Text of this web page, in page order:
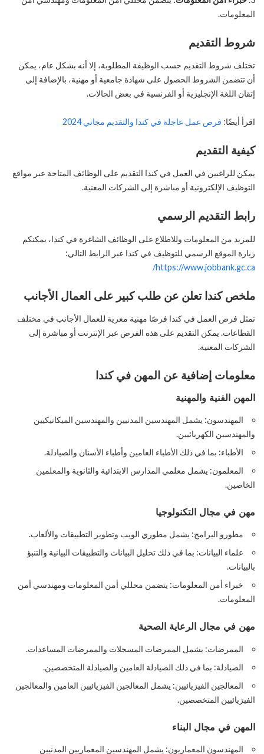
المعلومات.
شروط التقديم
تختلف شروط التقديم حسب الوظيفة المطلوبة، إلا أنه بشكل عام، يمكن
أن تتضمن الشروط الحصول على شهادة جامعية أو مهنية، بالإضافة إلى
إتقان اللغة الإنجليزية أو الفرنسية في بعض الحالات.
اقرأ أيضًا: فرص عمل عاجلة في كندا والتقديم مجاني 2024
كيفية التقديم
يمكن للراغبين في العمل في كندا التقديم على الوظائف المتاحة عبر مواقع
التوظيف الإلكترونية أو مباشرة إلى الشركات المعنية.
رابط التقديم الرسمي
للمزيد من المعلومات وللاطلاع على الوظائف الشاغرة في كندا، يمكنكم
زيارة الموقع الرسمي للتوظيف في كندا عبر الرابط التالي:
https://www.jobbank.gc.ca/
ملخص كندا تعلن عن طلب كبير على العمال الأجانب
تمثل فرص العمل في كندا فرصًا مهنية مغرية للعمال الأجانب في مختلف
القطاعات. يمكن التقديم على هذه الفرص عبر الإنترنت أو مباشرة إلى
الشركات المعنية.
معلومات إضافية عن المهن في كندا
المهن الفنية والمهنية
المهندسون: يشمل المهندسين المدنيين والمهندسين الميكانيكيين
والمهندسين الكهربائيين.
الأطباء: بما في ذلك الأطباء العامين وأطباء الأسنان والصيادلة.
المعلمون: يشمل معلمي المدارس الابتدائية والثانوية والمعلمين
الخاصين.
مهن في مجال التكنولوجيا
مطورو البرامج: يشمل مطوري الويب وتطوير التطبيقات والألعاب.
علماء البيانات: بما في ذلك تحليل البيانات والتطبيقات البيانية والتنبؤ
بالبيانات.
خبراء أمن المعلومات: يتضمن محللي أمن المعلومات ومهندسي أمن
المعلومات.
مهن في مجال الرعاية الصحية
الممرضات: يشمل الممرضات المسجلات والممرضات المساعدات.
الصيادلة: بما في ذلك الصيادلة العامين والصيادلة المتخصصين.
المعالجين الفيزيائيين: يشمل المعالجين الفيزيائيين العامين والمعالجين
الفيزيائيين المتخصصين.
المهن في مجال البناء
المهندسون المعماريون: يشمل المهندسين المعماريين المدنيين